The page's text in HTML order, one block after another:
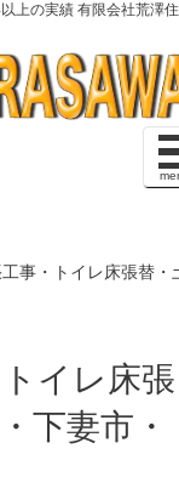
上の実績 有限会社荒澤
事・トイレ床張替・
イレ床張
下妻市・